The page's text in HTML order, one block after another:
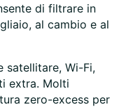
di filtrare in
al cambio e al
satellitare, Wi-Fi,
extra. Molti
zero-excess per